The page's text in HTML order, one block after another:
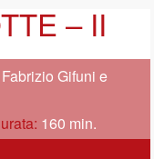
– II
Gifuni e
160 min.